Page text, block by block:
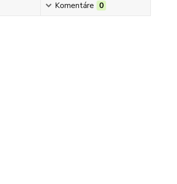
Komentáre 0